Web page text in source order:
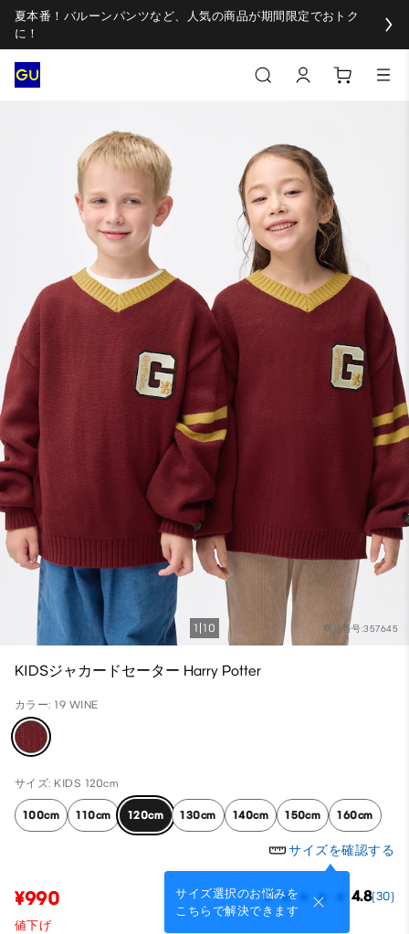
夏本番！バルーンパンツなど、人気の商品が期間限定でおトク
に！
商品番号:357645
1 10
KIDSジャカードセーター Harry Potter
カラー: 19 WINE
サイズ: KIDS 120cm
100cm 110cm 120cm 130cm 140cm 150cm 160cm
サイズを確認する
サイズ選択のお悩みを
こちらで解決できます
¥990 4.8(30)
値下げ